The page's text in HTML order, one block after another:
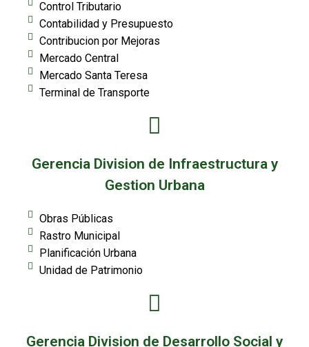
Control Tributario
Contabilidad y Presupuesto
Contribucion por Mejoras
Mercado Central
Mercado Santa Teresa
Terminal de Transporte
Gerencia Division de Infraestructura y
Gestion Urbana
Obras Públicas
Rastro Municipal
Planificación Urbana
Unidad de Patrimonio
Gerencia Division de Desarrollo Social y